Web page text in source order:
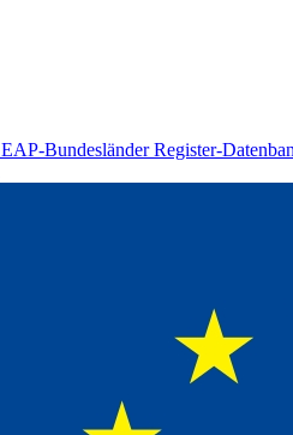
EAP-BundesländerRegister-